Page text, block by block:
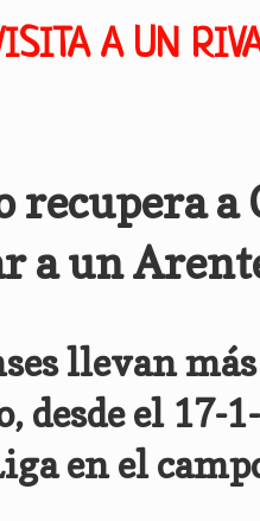
A UN
recupera
a un
llevan
desde el 17-
en el